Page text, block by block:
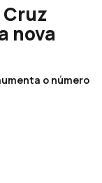
nova
o número